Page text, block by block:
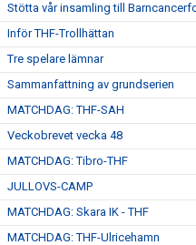
Stötta vår insamling till
Inför THF-Trollhättan
Tre spelare lämnar
Sammanfattning av grundserien
MATCHDAG: THF-SAH
Veckobrevet vecka 48
MATCHDAG: Tibro-THF
JULLOVS-CAMP
MATCHDAG: Skara IK - THF
MATCHDAG: THF-Ulricehamn